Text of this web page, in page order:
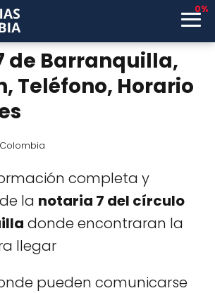
0%
de Barranquilla,
Teléfono, Horario
completa y
la notaria 7 del círculo
donde encontraran la
llegar
pueden comunicarse